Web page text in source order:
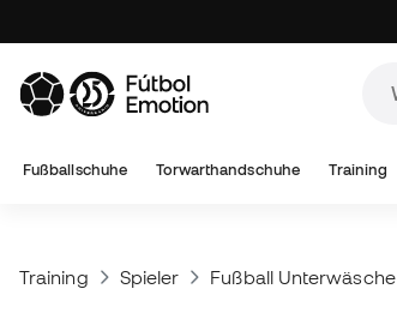
Fußballschuhe Torwarthandschuhe Training
Training Spieler Fußball Unterwäsche